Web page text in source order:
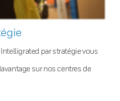
par stratégie vous
sur nos centres de